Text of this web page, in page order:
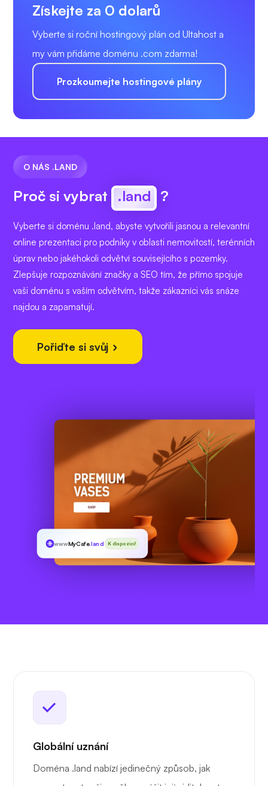
Získejte za 0 dolarů
Vyberte si roční hostingový plán od Ultahost a
my vám přidáme doménu .com zdarma!
Prozkoumejte hostingové plány
O NÁS .LAND
Proč si vybrat .land ?
Vyberte si doménu .land, abyste vytvořili jasnou a relevantní
online prezentaci pro podniky v oblasti nemovitostí, terénních
úprav nebo jakéhokoli odvětví souvisejícího s pozemky.
Zlepšuje rozpoznávání značky a SEO tím, že přímo spojuje
vaši doménu s vaším odvětvím, takže zákazníci vás snáze
najdou a zapamatují.
Pořiďte si svůj
wwwMyCafe.land K dispozici!
Globální uznání
Doména .land nabízí jedinečný způsob, jak